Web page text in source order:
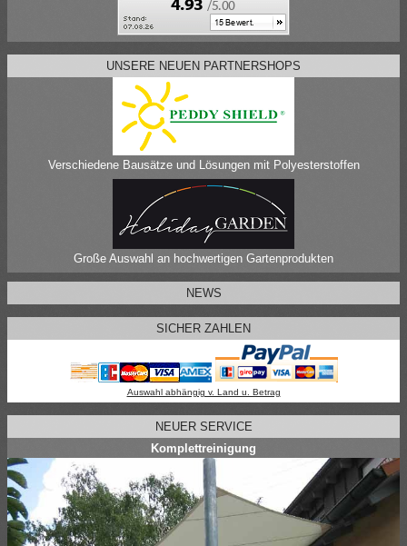
UNSERE NEUEN PARTNERSHOPS
Verschiedene Bausätze und Lösungen mit Polyesterstoffen
Große Auswahl an hochwertigen Gartenprodukten
NEWS
SICHER ZAHLEN
Auswahl abhängig v. Land u. Betrag
NEUER SERVICE
Komplettreinigung